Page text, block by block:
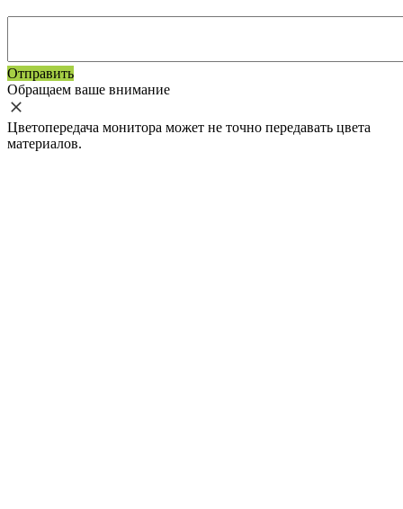
Отправить
Обращаем ваше внимание
Цветопередача монитора может не точно передавать цвета
материалов.